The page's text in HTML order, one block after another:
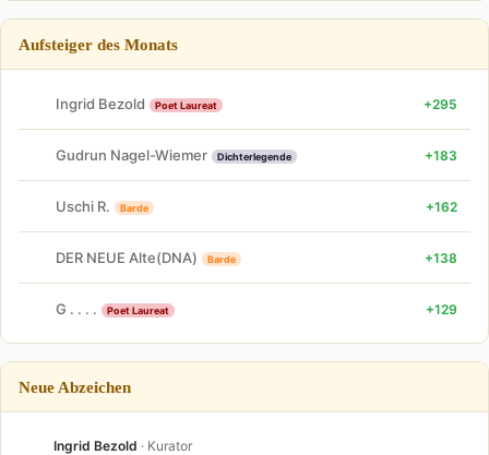
Aufsteiger des Monats
Ingrid Bezold Poet Laureat +295
Gudrun Nagel-Wiemer Dichterlegende +183
Uschi R. Barde +162
DER NEUE Alte(DNA) Barde +138
G . . . . Poet Laureat +129
Neue Abzeichen
Ingrid Bezold · Kurator